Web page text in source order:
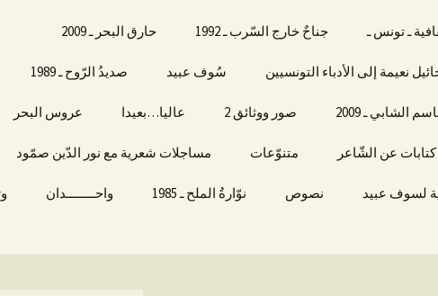
ـ تونس ـ جناحٌ خارج السّرب ـ 1992 حارق البحر ـ 2009
نعيمة إلى الأدباء التونسيين سُوف عبيد صديدُ الرّوح ـ 1989
الشابي ـ 2009 صور ووثائق 2 عاليا…بعيدا عروس البحر
كتابات عن الشّاعر متنوّعات مساجلات شعرية مع نور الدّين صمّود
لسوف عبيد نصوص نوّارةُ الملح ـ 1985 واحــــــــدان